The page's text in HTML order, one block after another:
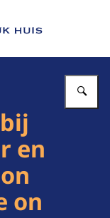
Koninklijk Huis
en
on